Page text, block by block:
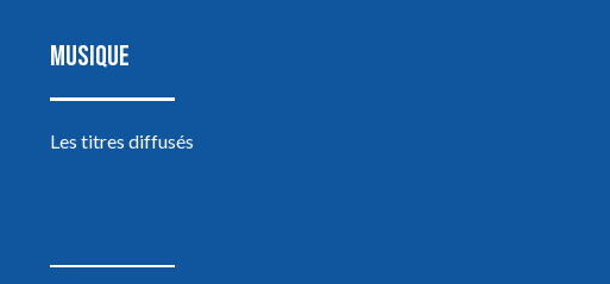
MUSIQUE
Les titres diffusés